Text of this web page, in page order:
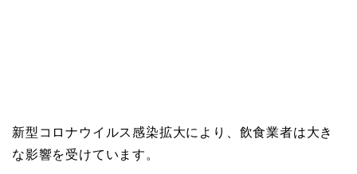
新型コロナウイルス感染拡大により、飲食業者は大き
な影響を受けています。